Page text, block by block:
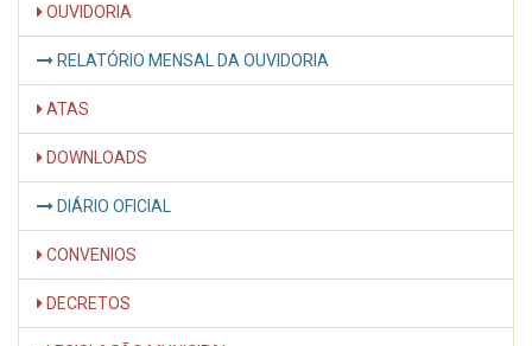
OUVIDORIA
RELATÓRIO MENSAL DA OUVIDORIA
ATAS
DOWNLOADS
DIÁRIO OFICIAL
CONVENIOS
DECRETOS